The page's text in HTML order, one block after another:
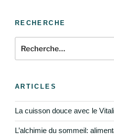
RECHERCHE
ARTICLES
La cuisson douce avec le
L’alchimie du sommeil: